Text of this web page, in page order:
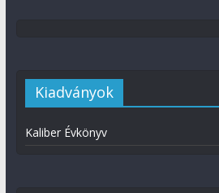
Kiadványok
Kaliber Évkönyv